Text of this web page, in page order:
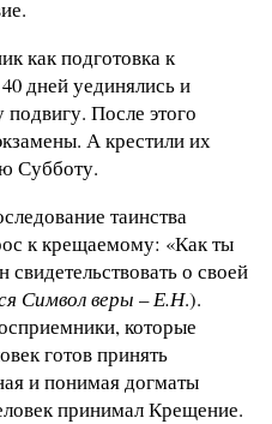
как подготовка к
дней уединялись и
подвигу. После этого
А крестили их
Субботу.
таинства
к крещаемому: «Как ты
о своей
Символ веры –Е.Н.).
которые
готов принять
и понимая догматы
принимал Крещение.